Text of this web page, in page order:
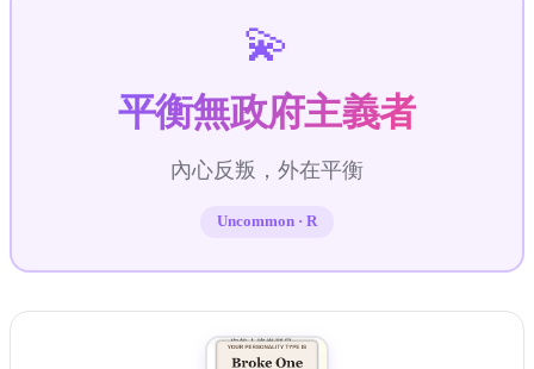
💫
平衡無政府主義者
內心反叛，外在平衡
Uncommon · R